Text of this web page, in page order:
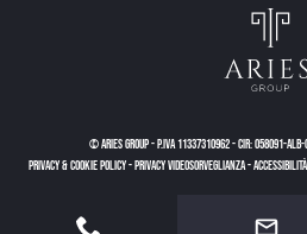
© Aries Group-P.IVA 11337310962-CIR: 058091-
PRIVACY & COOKIE POLICY-PRIVACY VIDEOSORVEGLIANZA-ACCESSIBILITÀ